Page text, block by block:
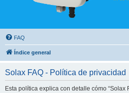
FAQ
Índice general
Solax FAQ - Política de privacidad
Esta política explica con detalle cómo “Solax